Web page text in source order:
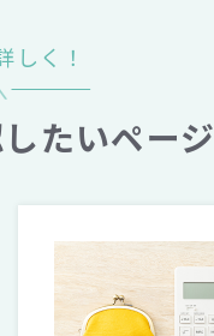
しく！
たいページ